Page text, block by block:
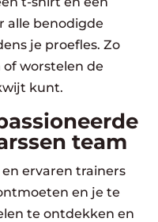
alle benodigde
je proefles. Zo
worstelen de
kunt.
team
ervaren trainers
en je te
te ontdekken en